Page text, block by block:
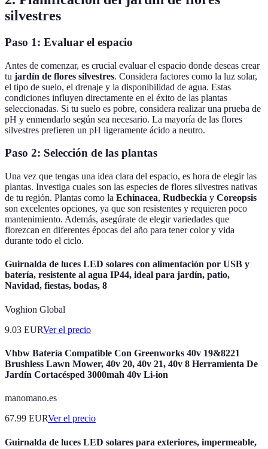
silvestres
Paso 1: Evaluar el espacio
Antes de comenzar, es crucial evaluar el espacio donde deseas crear
tu jardín de flores silvestres. Considera factores como la luz solar,
el tipo de suelo, el drenaje y la disponibilidad de agua. Estas
condiciones influyen directamente en el éxito de las plantas
seleccionadas. Si tu suelo es pobre, considera realizar una prueba de
pH y enmendarlo según sea necesario. La mayoría de las flores
silvestres prefieren un pH ligeramente ácido a neutro.
Paso 2: Selección de las plantas
Una vez que tengas una idea clara del espacio, es hora de elegir las
plantas. Investiga cuales son las especies de flores silvestres nativas
de tu región. Plantas como la Echinacea, Rudbeckia y Coreopsis
son excelentes opciones, ya que son resistentes y requieren poco
mantenimiento. Además, asegúrate de elegir variedades que
florezcan en diferentes épocas del año para tener color y vida
durante todo el ciclo.
Guirnalda de luces LED solares con alimentación por USB y
batería, resistente al agua IP44, ideal para jardín, patio,
Navidad, fiestas, bodas, 8
Voghion Global
9.03 EURVer el precio
Vhbw Batería Compatible Con Greenworks 40v 19&8221
Brushless Lawn Mower, 40v 20, 40v 21, 40v 8 Herramienta De
Jardín Cortacésped 3000mah 40v Li-ion
manomano.es
67.99 EURVer el precio
Guirnalda de luces LED solares para exteriores, impermeable,